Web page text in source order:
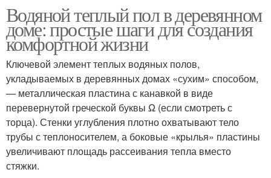
Водяной теплый пол в деревянном
доме: простые шаги для создания
комфортной жизни
Ключевой элемент теплых водяных полов,
укладываемых в деревянных домах «сухим» способом,
— металлическая пластина с канавкой в виде
перевернутой греческой буквы Ω (если смотреть с
торца). Стенки углубления плотно охватывают тело
трубы с теплоносителем, а боковые «крылья» пластины
увеличивают площадь рассеивания тепла вместо
стяжки.